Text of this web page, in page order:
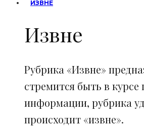
ИЗВНЕ
Извне
Рубрика «Извне»
стремится быть в
информации, рубрика
происходит «извне».